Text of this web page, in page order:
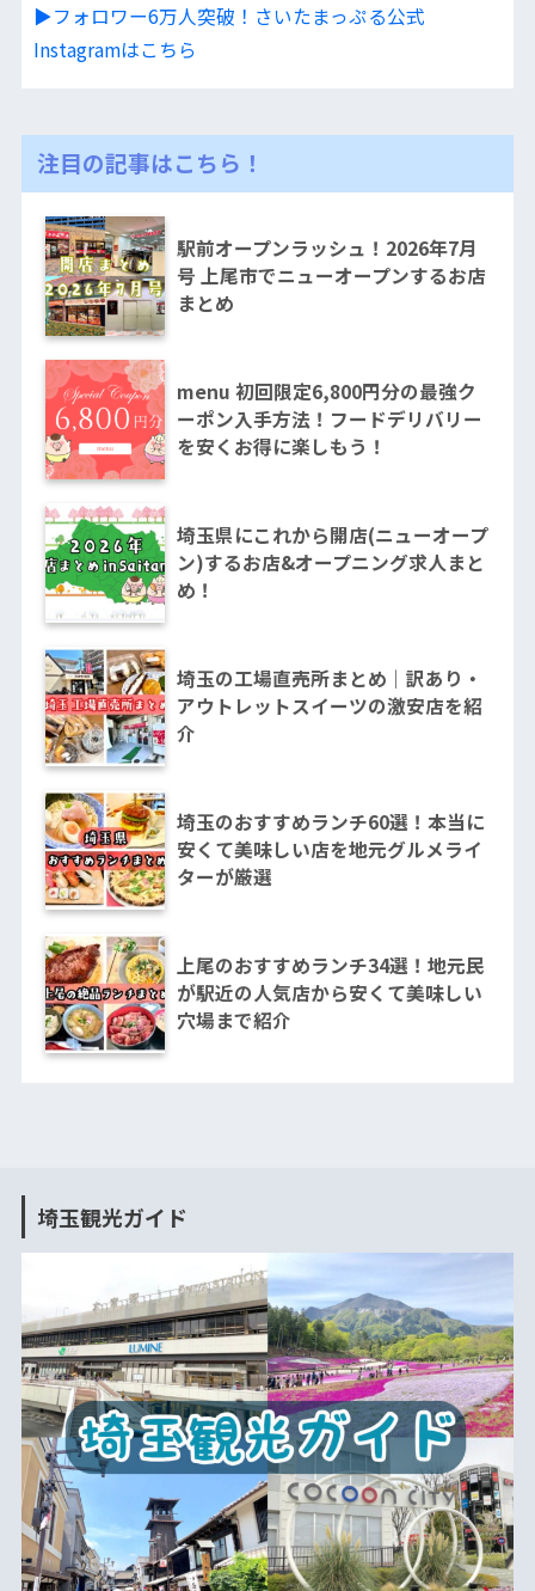
▶︎フォロワー6万人突破！さいたまっぷる公式
Instagramはこちら
注目の記事はこちら！
駅前オープンラッシュ！2026年7月
号 上尾市でニューオープンするお店
まとめ
menu 初回限定6,800円分の最強ク
ーポン入手方法！フードデリバリー
を安くお得に楽しもう！
埼玉県にこれから開店(ニューオープ
ン)するお店&オープニング求人まと
め！
埼玉の工場直売所まとめ｜訳あり・
アウトレットスイーツの激安店を紹
介
埼玉のおすすめランチ60選！本当に
安くて美味しい店を地元グルメライ
ターが厳選
上尾のおすすめランチ34選！地元民
が駅近の人気店から安くて美味しい
穴場まで紹介
埼玉観光ガイド